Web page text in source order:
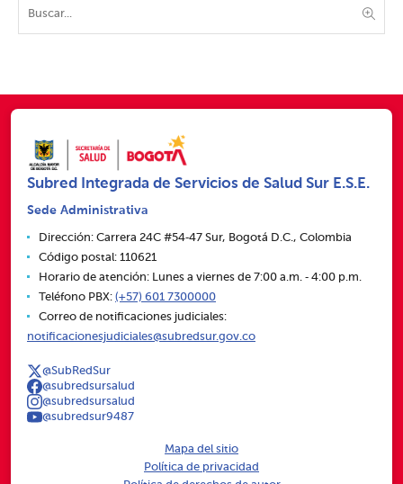
Subred Integrada de Servicios de Salud Sur E.S.E.
Sede Administrativa
Dirección: Carrera 24C #54‑47 Sur, Bogotá D.C., Colombia
Código postal: 110621
Horario de atención: Lunes a viernes de 7:00 a.m. ‑ 4:00 p.m.
Teléfono PBX: (+57) 601 7300000
Correo de notificaciones judiciales:
notificacionesjudiciales@subredsur.gov.co
@SubRedSur
@subredsursalud
@subredsursalud
@subredsur9487
Mapa del sitio
Política de privacidad